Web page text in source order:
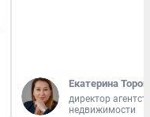
Екатерина
директор
недвижимости